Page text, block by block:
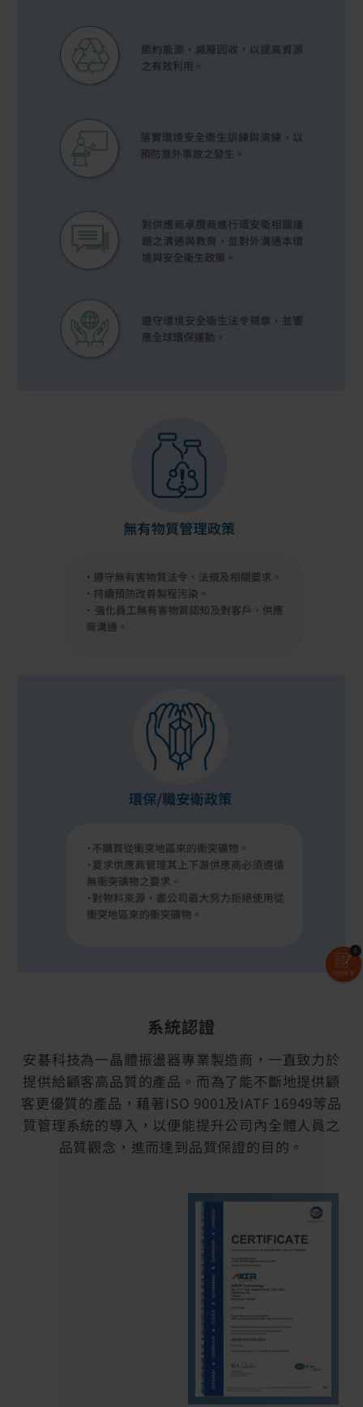
0
洽詢表單
系統認證
安碁科技為一晶體振盪器專業製造商，一直致力於
提供給顧客高品質的產品。而為了能不斷地提供顧
客更優質的產品，藉著ISO 9001及IATF 16949等品
質管理系統的導入，以便能提升公司內全體人員之
品質觀念，進而達到品質保證的目的。